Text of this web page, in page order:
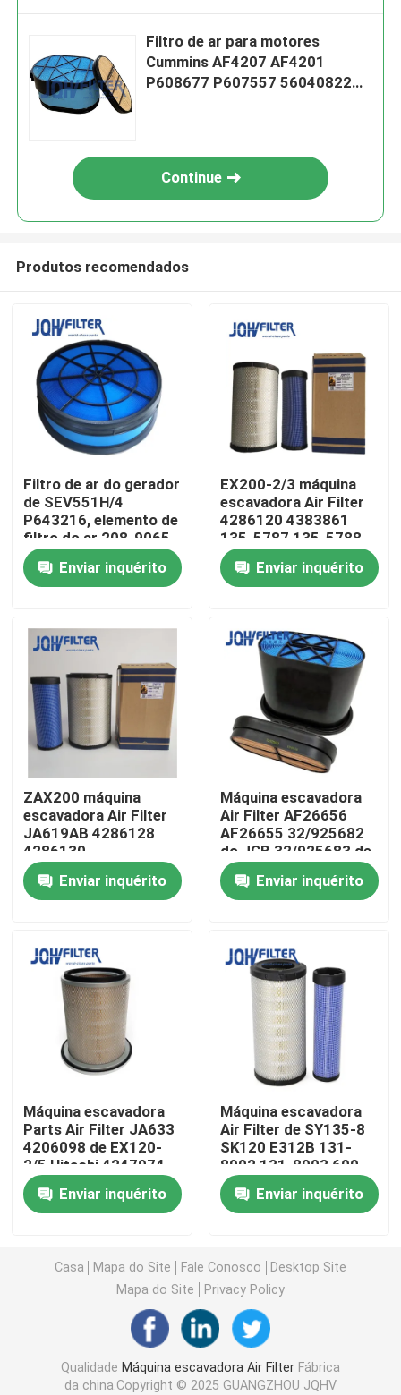
Para casa
Produtos
vídeos
Sobre nós
Visita à fábrica
Contacte-nos
Notícias
Máquina escavadora Air Filter
Filtro de Combustível da Escavadeira
Filtros de óleo do motor
Separador de água do combustível
Filtro de ar da cabine
Filtro Komatsu
Máquina escavadora Filters de Hitachi
Filtro de ar para motores
Cummins AF4207 AF4201
P608677 P607557 56040822
Continue
Produtos recomendados
Filtro de ar do gerador
de SEV551H/4
P643216, elemento de
filtro do ar 208-9065
2089065
Enviar inquérito
EX200-2/3 máquina
escavadora Air Filter
4286120 4383861
135-5787 135-5788
Enviar inquérito
ZAX200 máquina
escavadora Air Filter
JA619AB 4286128
4286130
YN11P00029S003
YN11P00029S002
Enviar inquérito
Máquina escavadora
Air Filter AF26656
AF26655 32/925682
do JCB 32/925683 de
P608533
Enviar inquérito
Máquina escavadora
Parts Air Filter JA633
4206098 de EX120-
2/5 Hitachi 4247974
AF25009 AF25008
Enviar inquérito
Máquina escavadora
Air Filter de SY135-8
SK120 E312B 131-
8902 131-8903 600-
185-2100
Enviar inquérito
Casa Mapa do Site Fale Conosco
Desktop Site
Mapa do Site
Privacy Policy
Qualidade Máquina escavadora Air FilterFábrica
da china.Copyright © 2025 GUANGZHOU JQHV